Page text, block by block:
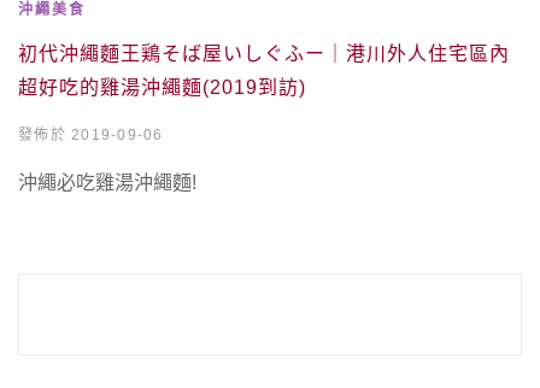
沖繩美食
初代沖繩麵王鶏そば屋いしぐふー｜港川外人住宅區內
超好吃的雞湯沖繩麵(2019到訪)
發佈於 2019-09-06
沖繩必吃雞湯沖繩麵!